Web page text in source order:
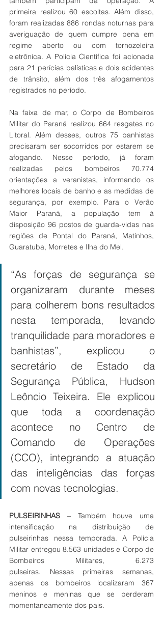
primeira realizou 60 escoltas. Além disso,
foram realizadas 886 rondas noturnas para
averiguação de quem cumpre pena em
regime aberto ou com tornozeleira
eletrônica. A Polícia Científica foi acionada
para 21 perícias balísticas e dois acidentes
de trânsito, além dos três afogamentos
registrados no período.
Na faixa de mar, o Corpo de Bombeiros
Militar do Paraná realizou 664 resgates no
Litoral. Além desses, outros 75 banhistas
precisaram ser socorridos por estarem se
afogando. Nesse período, já foram
realizadas pelos bombeiros 70.774
orientações a veranistas, informando os
melhores locais de banho e as medidas de
segurança, por exemplo. Para o Verão
Maior Paraná, a população tem à
disposição 96 postos de guarda-vidas nas
regiões de Pontal do Paraná, Matinhos,
Guaratuba, Morretes e Ilha do Mel.
“As forças de segurança se
organizaram durante meses
para colherem bons resultados
nesta temporada, levando
tranquilidade para moradores e
banhistas”, explicou o
secretário de Estado da
Segurança Pública, Hudson
Leôncio Teixeira. Ele explicou
que toda a coordenação
acontece no Centro de
Comando de Operações
(CCO), integrando a atuação
das inteligências das forças
com novas tecnologias.
PULSEIRINHAS – Também houve uma
intensificação na distribuição de
pulseirinhas nessa temporada. A Polícia
Militar entregou 8.563 unidades e Corpo de
Bombeiros Militares, 6.273
pulseiras. Nessas primeiras semanas,
apenas os bombeiros localizaram 367
meninos e meninas que se perderam
momentaneamente dos pais.